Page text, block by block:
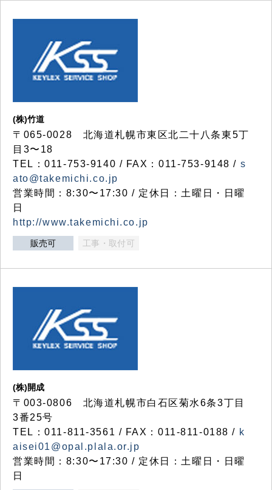
(株)竹道
〒065-0028 北海道札幌市東区北二十八条東5丁
目3〜18
TEL：011-753-9140 / FAX：011-753-9148 / s
ato@takemichi.co.jp
営業時間：8:30〜17:30 / 定休日：土曜日・日曜
日
http://www.takemichi.co.jp
販売可 工事・取付可
(株)開成
〒003-0806 北海道札幌市白石区菊水6条3丁目
3番25号
TEL：011-811-3561 / FAX：011-811-0188 / k
aisei01@opal.plala.or.jp
営業時間：8:30〜17:30 / 定休日：土曜日・日曜
日